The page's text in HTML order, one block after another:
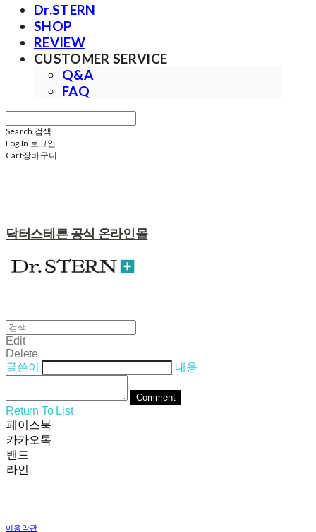
Dr.STERN
SHOP
REVIEW
CUSTOMER SERVICE
Q&A
FAQ
Search 검색
Log In 로그인
Cart장바구니
닥터스테른 공식 온라인몰
Edit
Delete
글쓴이
내용
Comment
Return To List
페이스북
카카오톡
밴드
라인
이용약관